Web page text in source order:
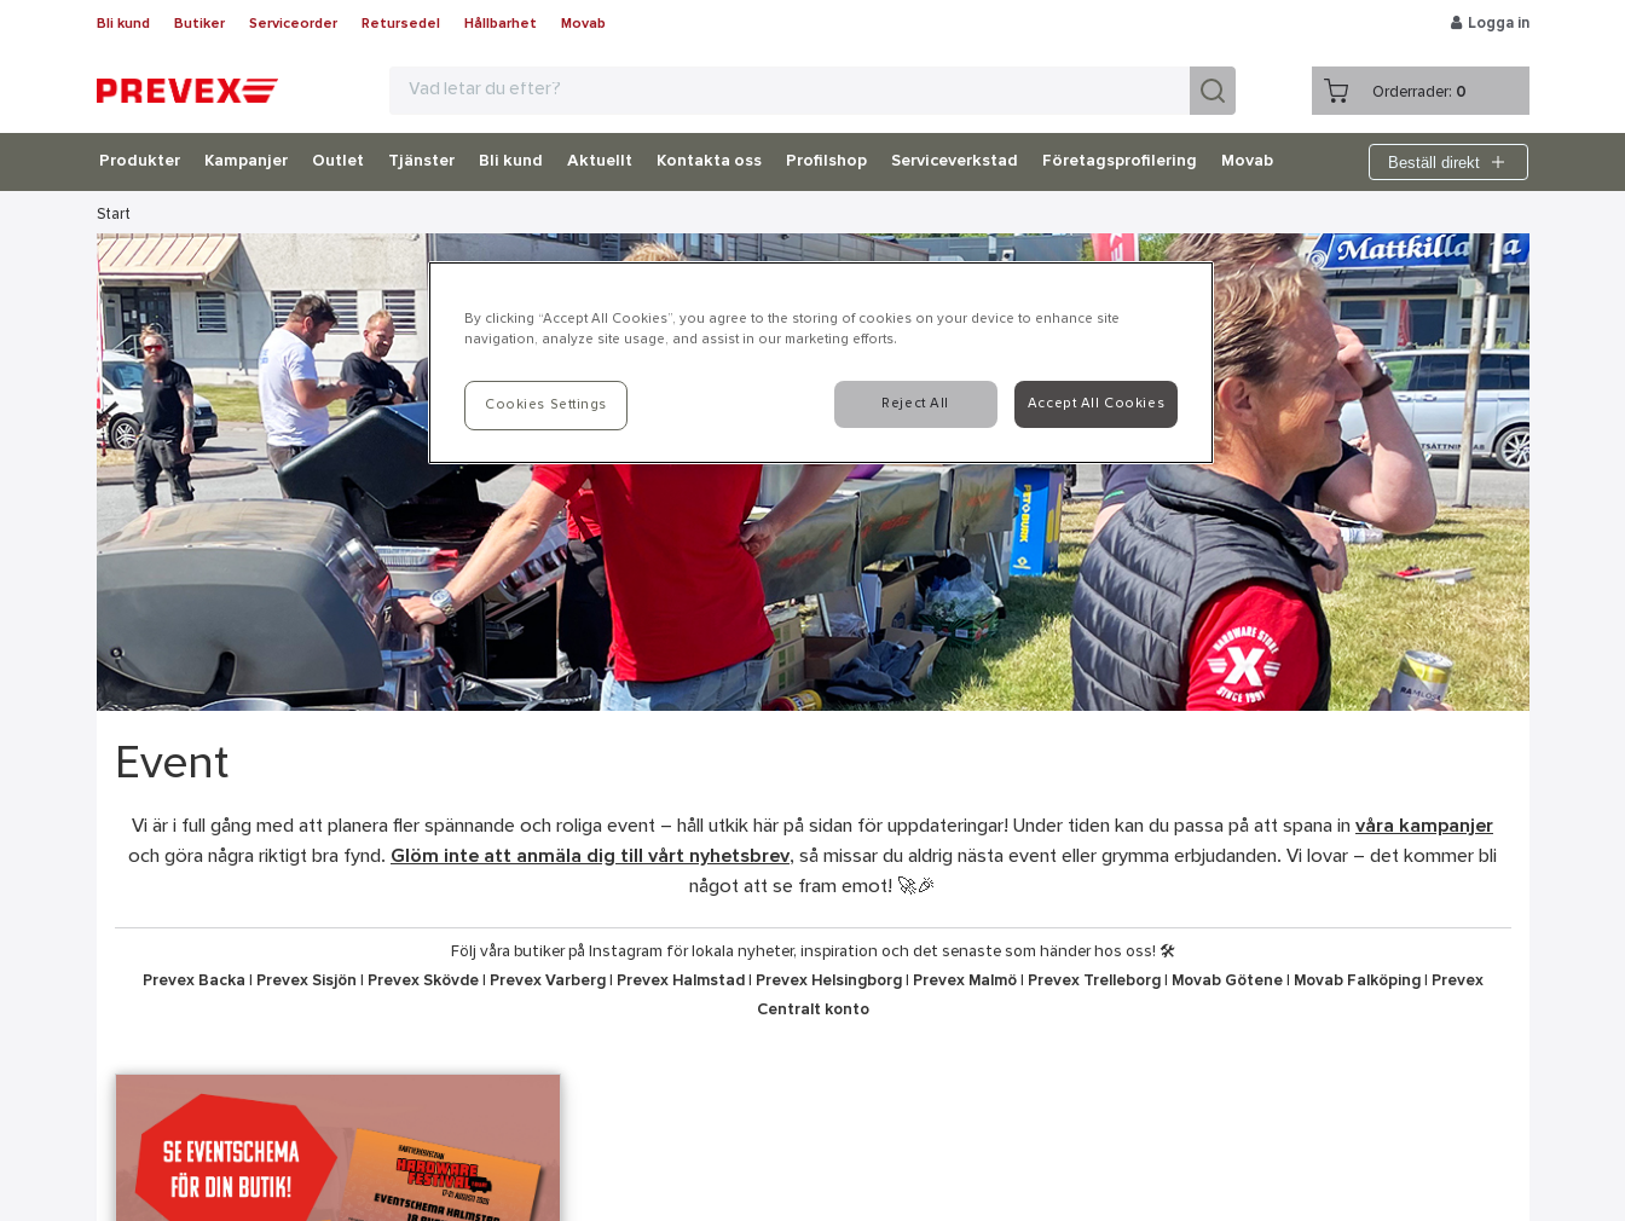
Bli kund Butiker Serviceorder Retursedel Hållbarhet Movab Logga in
Orderrader: 0
Produkter Kampanjer Outlet Tjänster Bli kund Aktuellt Kontakta oss Profilshop Serviceverkstad Företagsprofilering Movab Beställ direkt
Start
Event
Vi är i full gång med att planera fler spännande och roliga event – håll utkik här på sidan för uppdateringar! Under tiden kan du passa på att spana in våra kampanjer
och göra några riktigt bra fynd. Glöm inte att anmäla dig till vårt nyhetsbrev, så missar du aldrig nästa event eller grymma erbjudanden. Vi lovar – det kommer bli
något att se fram emot! 🚀🎉
Följ våra butiker på Instagram för lokala nyheter, inspiration och det senaste som händer hos oss! 🛠
Prevex Backa Prevex Sisjön Prevex Skövde| Prevex Varberg| Prevex Halmstad Prevex Helsingborg| Prevex Malmö| Prevex Trelleborg| Movab Götene| Movab Falköping| Prevex
Centralt konto
By clicking “Accept All Cookies”, you agree to the storing of cookies on your device to enhance site
navigation, analyze site usage, and assist in our marketing efforts.
Cookies Settings Reject All Accept All Cookies